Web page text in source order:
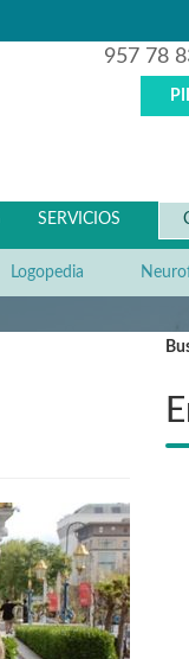
957 78
SERVICIOS
Logopedia